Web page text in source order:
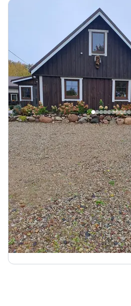
Adamonių sodyba
Adamonys, Alytaus r. sav.,
Vietų iki10
1.9 km iki Raižių tv.
660
„Nuomojama kaimo turizmo
nuo miesto ribos. Pirties name
miegamieji ir svetainė. Geras
Pakrantė maudynėms
Nuo 300€ parai